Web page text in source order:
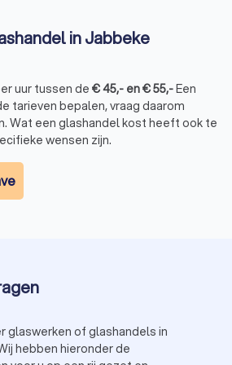
tussen de € 45,- en € 55,- per
uurtarief en een beter overzicht van
gratis vier offertes aanvragen
in Jabbeke Varsenare. Zo komt
te staan.
via Trustlocal
en snel vier offertes aan bij
Varsenare. Dit proces is gratis
te vinden via
Bepaal welk type glashandel u nodig
in Jabbeke
uur tussen de €45,- en€55,-Een
tarieven bepalen, vraag daarom
Wat een glashandel kost heeft ook te
wensen zijn.
glaswerken of glashandels in
hebben hieronder de